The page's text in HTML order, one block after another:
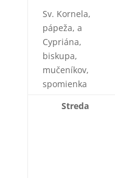
Sv. Kornela,
pápeža, a
Cypriána,
biskupa,
mučeníkov,
spomienka
Streda